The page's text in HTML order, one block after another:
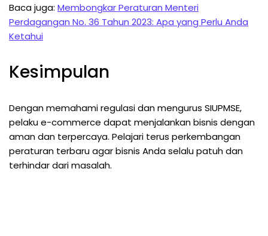
Baca juga: Membongkar Peraturan Menteri
Perdagangan No. 36 Tahun 2023: Apa yang Perlu Anda
Ketahui
Kesimpulan
Dengan memahami regulasi dan mengurus SIUPMSE,
pelaku e-commerce dapat menjalankan bisnis dengan
aman dan terpercaya. Pelajari terus perkembangan
peraturan terbaru agar bisnis Anda selalu patuh dan
terhindar dari masalah.